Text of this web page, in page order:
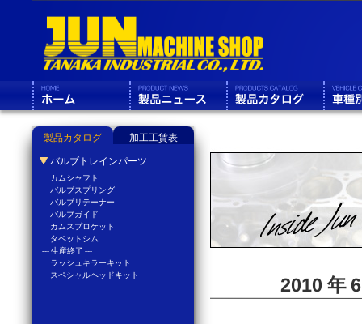
2010 年
製品カタログ 加工工賃表
バルブトレインパーツ
カムシャフト
バルブスプリング
バルブリテーナー
バルブガイド
カムスプロケット
タペットシム
--- 生産終了 ---
ラッシュキラーキット
スペシャルヘッドキット